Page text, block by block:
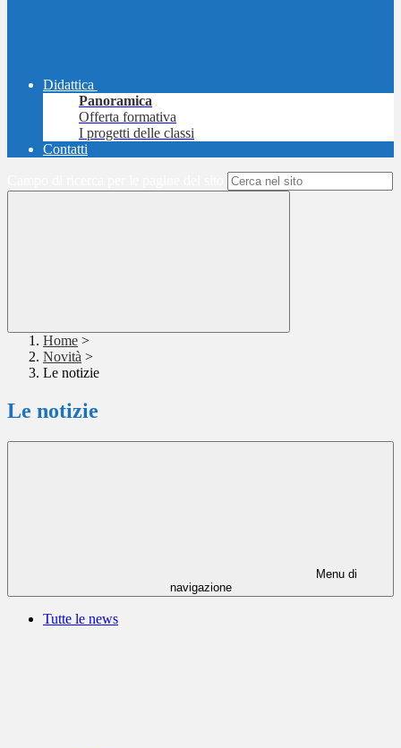
Didattica
Panoramica
Offerta formativa
I progetti delle classi
Contatti
Home >
Novità >
Le notizie
Le notizie
Menu di
navigazione
Tutte le news